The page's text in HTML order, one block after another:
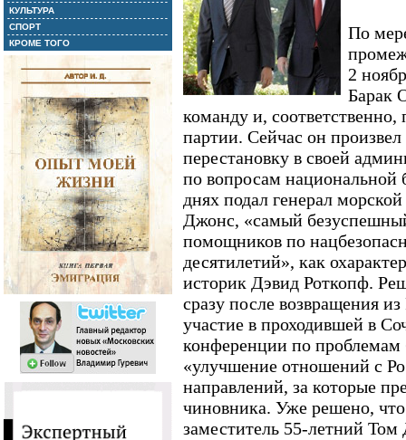
КУЛЬТУРА
СПОРТ
КРОМЕ ТОГО
По
2
Барак
команду и,
партии. Сейчас он
перестановку в своей
по вопросам национальной
днях подал генерал
Джонс, «самый
помощников по
десятилетий», как
историк Дэвид Роткопф.
сразу после возвращения
участие в проходившей в
конференции по проблемам
«улучшение отношений с
направлений, за которые
чиновника. Уже решено,
заместитель 55-летний